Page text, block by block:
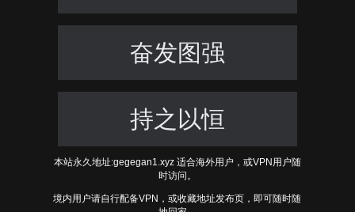
奋发图强
持之以恒
本站永久地址:gegegan1.xyz 适合海外用户，或VPN用户随
时访问。
境内用户请自行配备VPN，或收藏地址发布页，即可随时随